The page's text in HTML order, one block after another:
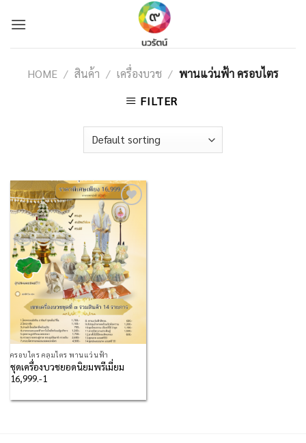
HOME / สินค้า / เครื่องบวช / พานแว่นฟ้า ครอบไตร
FILTER
Add to
Wishlist
ครอบไตร คลุมไตร พานแว่นฟ้า
ชุดเครื่องบวชยอดนิยมพรีเมี่ยม
16,999.-1